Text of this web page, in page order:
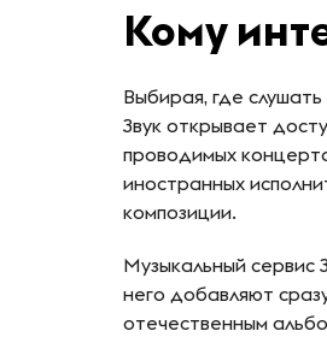
Кому
Выбирая, где
Звук открывает
проводимых
иностранных
композиции.
Музыкальный сервис
него добавляют
отечественным